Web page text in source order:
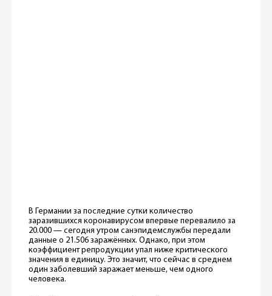
В Германии за последние сутки количество
заразившихся коронавирусом впервые перевалило за
20.000 — сегодня утром санэпидемслужбы передали
данные о 21.506 заражённых. Однако, при этом
коэффициент репродукции упал ниже критического
значения в единицу. Это значит, что сейчас в среднем
один заболевший заражает меньше, чем одного
человека.